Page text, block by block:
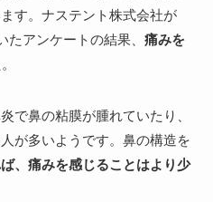
す。ナステント株式会社が
アンケートの結果、 痛みを
で鼻の粘膜が腫れていたり、
が多いようです。鼻の構造を
、痛みを感じることはより少